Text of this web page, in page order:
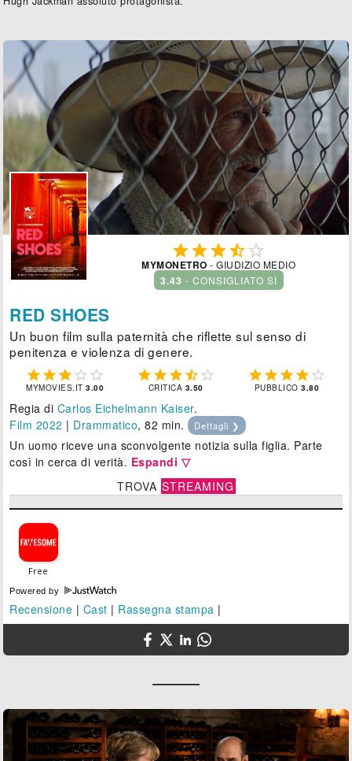
 
MYMONETRO - GIUDIZIO MEDIO
3.43 - CONSIGLIATO SÌ
RED SHOES
Un buon film sulla paternità che riflette sul senso di
penitenza e violenza di genere.
    
MYMOVIES.IT3.00
    
CRITICA 3.50
    
PUBBLICO3.80
Regia di Carlos Eichelmann Kaiser.
Film 2022 | Drammatico, 82 min. Dettagli ❯
Un uomo riceve una sconvolgente notizia sulla figlia. Parte
così in cerca di verità. Espandi ▽
TROVA STREAMING
Powered by
Recensione | Cast | Rassegna stampa |